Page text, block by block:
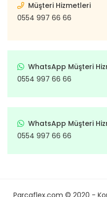
Müşteri Hizmetleri
0554 997 66 66
WhatsApp Müşteri
0554 997 66 66
WhatsApp Müşteri
0554 997 66 66
Parcaflex.com © 2020 -